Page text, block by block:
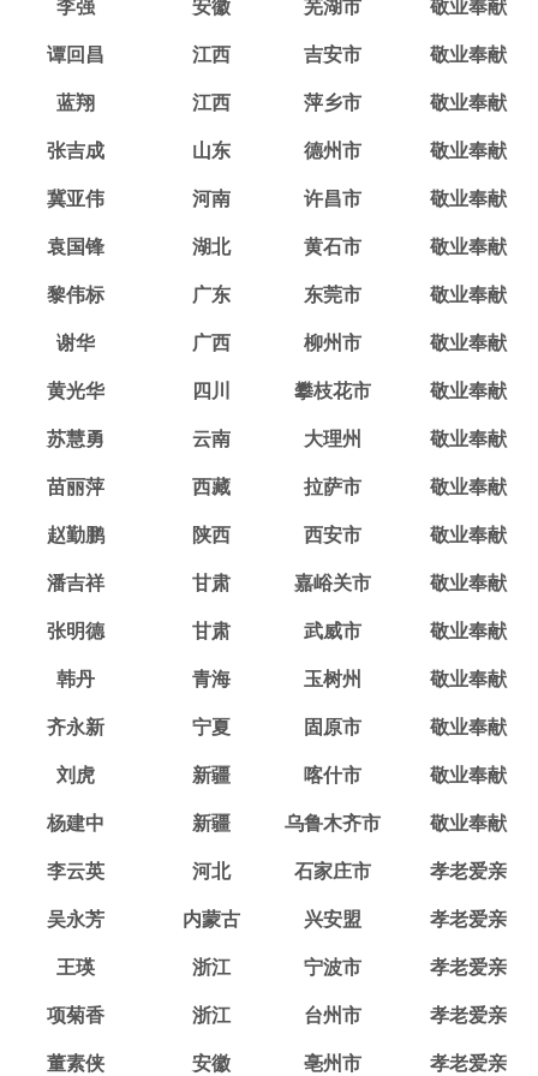
李强 安徽 芜湖市 敬业奉献
谭回昌 江西 吉安市 敬业奉献
蓝翔 江西 萍乡市 敬业奉献
张吉成 山东 德州市 敬业奉献
冀亚伟 河南 许昌市 敬业奉献
袁国锋 湖北 黄石市 敬业奉献
黎伟标 广东 东莞市 敬业奉献
谢华 广西 柳州市 敬业奉献
黄光华 四川 攀枝花市 敬业奉献
苏慧勇 云南 大理州 敬业奉献
苗丽萍 西藏 拉萨市 敬业奉献
赵勤鹏 陕西 西安市 敬业奉献
潘吉祥 甘肃 嘉峪关市 敬业奉献
张明德 甘肃 武威市 敬业奉献
韩丹 青海 玉树州 敬业奉献
齐永新 宁夏 固原市 敬业奉献
刘虎 新疆 喀什市 敬业奉献
杨建中 新疆 乌鲁木齐市 敬业奉献
李云英 河北 石家庄市 孝老爱亲
吴永芳 内蒙古 兴安盟 孝老爱亲
王瑛 浙江 宁波市 孝老爱亲
项菊香 浙江 台州市 孝老爱亲
董素侠 安徽 亳州市 孝老爱亲